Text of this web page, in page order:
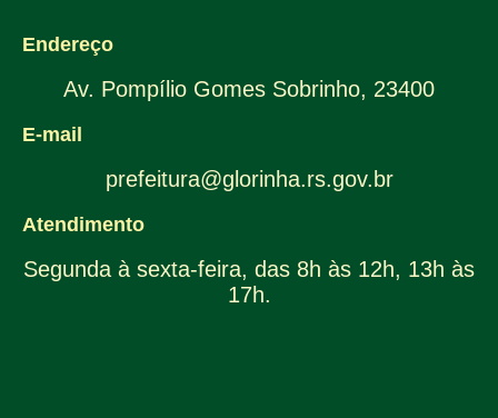
Endereço
Av. Pompílio Gomes Sobrinho, 23400
E-mail
prefeitura@glorinha.rs.gov.br
Atendimento
Segunda à sexta-feira, das 8h às 12h, 13h às
17h.